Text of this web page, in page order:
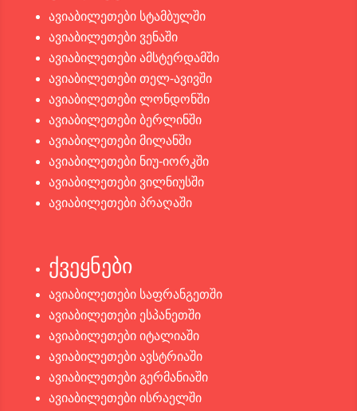
ავიაბილეთები სტამბულში
ავიაბილეთები ვენაში
ავიაბილეთები ამსტერდამში
ავიაბილეთები თელ-ავივში
ავიაბილეთები ლონდონში
ავიაბილეთები ბერლინში
ავიაბილეთები მილანში
ავიაბილეთები ნიუ-იორკში
ავიაბილეთები ვილნიუსში
ავიაბილეთები პრაღაში
ქვეყნები
ავიაბილეთები საფრანგეთში
ავიაბილეთები ესპანეთში
ავიაბილეთები იტალიაში
ავიაბილეთები ავსტრიაში
ავიაბილეთები გერმანიაში
ავიაბილეთები ისრაელში